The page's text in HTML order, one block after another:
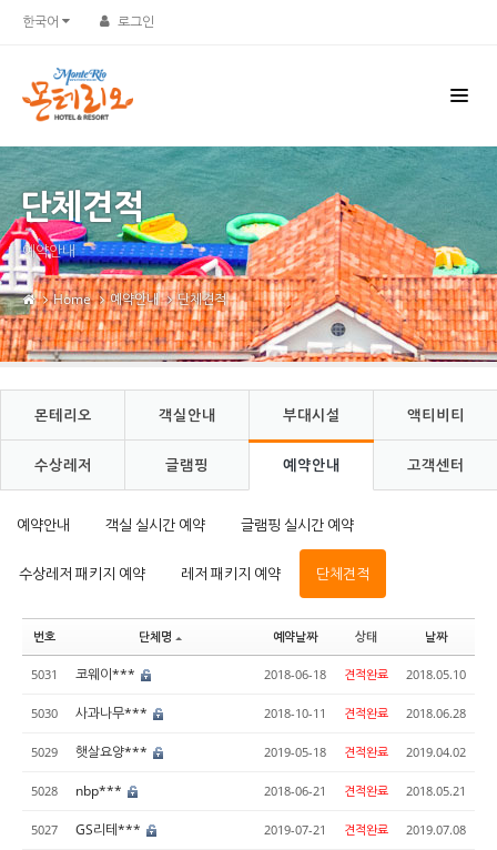
한국어 로그인
단체견적
예약안내
Home 예약안내 단체견적
몬테리오 객실안내 부대시설 액티비티
수상레저 글램핑 예약안내 고객센터
예약안내 객실 실시간 예약 글램핑 실시간 예약
수상레저 패키지 예약 레저 패키지 예약 단체견적
번호 단체명 예약날짜 상태 날짜
5031 코웨이*** 2018-06-18 견적완료 2018.05.10
5030 사과나무*** 2018-10-11 견적완료 2018.06.28
5029 햇살요양*** 2019-05-18 견적완료 2019.04.02
5028 nbp*** 2018-06-21 견적완료 2018.05.21
5027 GS리테*** 2019-07-21 견적완료 2019.07.08
Sketchbook5, 스케치북5